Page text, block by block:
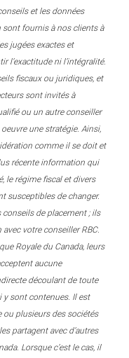
et les données
fournis à nos clients à
jugées exactes et
l’exactitude ni l’intégralité.
fiscaux ou juridiques, et
sont invités à
ou un autre conseiller
une stratégie. Ainsi,
comme il se doit et
récente information qui
le régime fiscal et divers
susceptibles de changer.
de placement ; ils
votre conseiller RBC.
Royale du Canada, leurs
aucune
découlant de toute
y sont contenues. Il est
ou plusieurs des sociétés
partagent avec d’autres
Lorsque c’est le cas, il